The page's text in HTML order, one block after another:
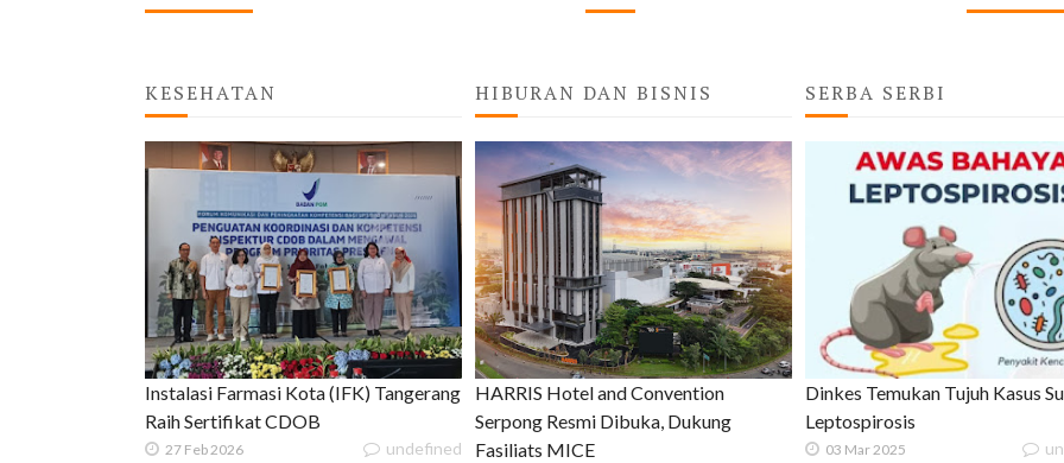
KESEHATAN
Instalasi Farmasi Kota (IFK) Tangerang
Raih Sertifikat CDOB
27 Feb 2026 undefined
HIBURAN DAN BISNIS
HARRIS Hotel and Convention
Serpong Resmi Dibuka, Dukung
Fasiliats MICE
SERBA SERBI
Dinkes Temukan Tujuh Kasus
Leptospirosis
03 Mar 2025